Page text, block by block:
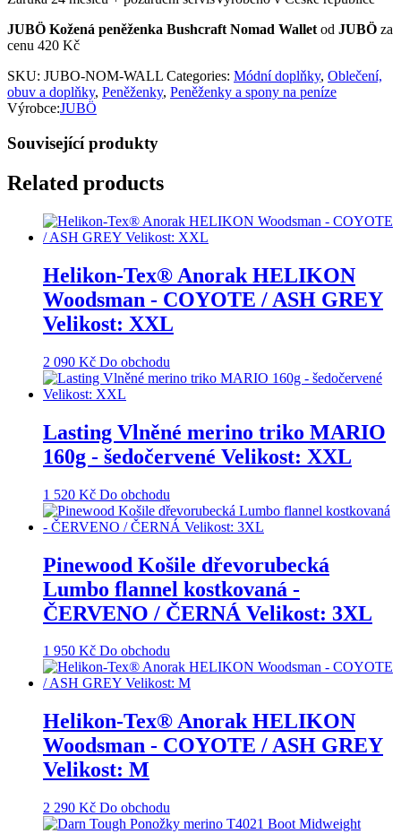
JUBÖ Kožená peněženka Bushcraft Nomad Walletod JUBÖ za
cenu 420 Kč
SKU: JUBO-NOM-WALL Categories: Módní doplňky, Oblečení,
obuv a doplňky, Peněženky, Peněženky a spony na peníze
Výrobce:JUBÖ
Související produkty
Related products
Helikon-Tex® Anorak HELIKON
Woodsman - COYOTE / ASH GREY
Velikost: XXL
2 090 Kč Do obchodu
Lasting Vlněné merino triko MARIO
160g - šedočervené Velikost: XXL
1 520 Kč Do obchodu
Pinewood Košile dřevorubecká
Lumbo flannel kostkovaná -
ČERVENO / ČERNÁ Velikost: 3XL
1 950 Kč Do obchodu
Helikon-Tex® Anorak HELIKON
Woodsman - COYOTE / ASH GREY
Velikost: M
2 290 Kč Do obchodu